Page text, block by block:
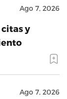
Ago 7, 2026
y
Ago 7, 2026